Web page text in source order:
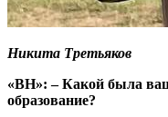
Никита Третьяков
«ВН»: – Какой была
образование?